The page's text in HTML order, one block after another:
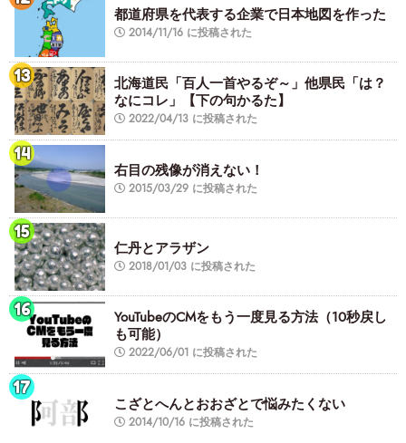
都道府県を代表する企業で日本地図を作った
2014/11/16 に投稿された
北海道民「百人一首やるぞ～」他県民「は？
なにコレ」【下の句かるた】
2022/04/13 に投稿された
右目の残像が消えない！
2015/03/29 に投稿された
仁丹とアラザン
2018/01/03 に投稿された
YouTubeのCMをもう一度見る方法（10秒戻し
も可能）
2022/06/01 に投稿された
こざとへんとおおざとで悩みたくない
2014/10/16 に投稿された